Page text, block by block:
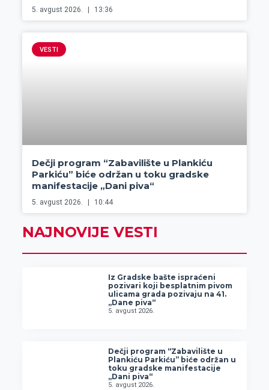
5. avgust 2026. 13:36
VESTI
Dečji program “Zabavilište u Plankiću
Parkiću” biće održan u toku gradske
manifestacije „Dani piva“
5. avgust 2026. 10:44
NAJNOVIJE VESTI
Iz Gradske bašte ispraćeni
pozivari koji besplatnim pivom
ulicama grada pozivaju na 41.
„Dane piva“
5. avgust 2026.
Dečji program “Zabavilište u
Plankiću Parkiću” biće održan u
toku gradske manifestacije
„Dani piva“
5. avgust 2026.